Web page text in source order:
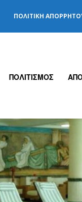
ΠΟΛΙΤΙΚΉ
ΠΟΛΙΤΙΣΜΟΣ